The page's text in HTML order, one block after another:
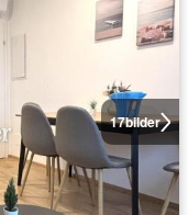
17bilder